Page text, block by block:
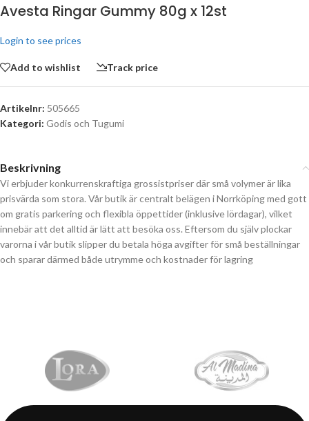
Avesta Ringar Gummy 80g x 12st
Login to see prices
Add to wishlist Track price
Artikelnr: 505665
Kategori: Godis och Tugumi
Beskrivning
Vi erbjuder konkurrenskraftiga grossistpriser där små volymer är lika
prisvärda som stora. Vår butik är centralt belägen i Norrköping med gott
om gratis parkering och flexibla öppettider (inklusive lördagar), vilket
innebär att det alltid är lätt att besöka oss. Eftersom du själv plockar
varorna i vår butik slipper du betala höga avgifter för små beställningar
och sparar därmed både utrymme och kostnader för lagring